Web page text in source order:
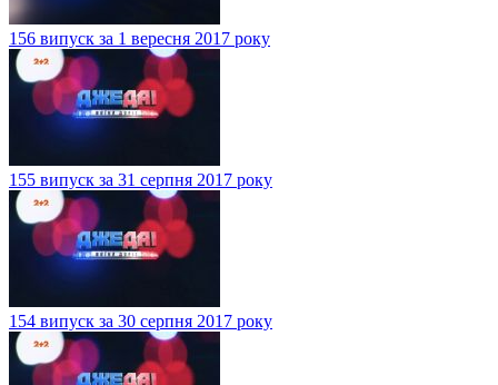
156 випуск за 1 вересня 2017 року
155 випуск за 31 серпня 2017 року
154 випуск за 30 серпня 2017 року